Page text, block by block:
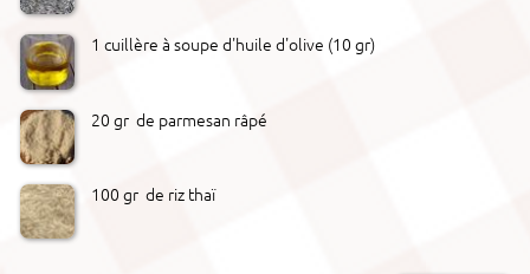
1 cuillère à soupe d'huile d'olive (10 gr)
20 gr de parmesan râpé
100 gr de riz thaï